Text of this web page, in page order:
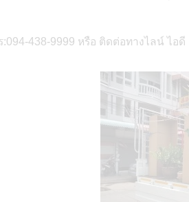
:094-438-9999 หรือ ติดต่อทางไลน์ ไอ